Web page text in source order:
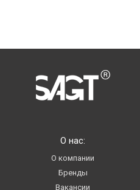
О нас:
О компании
Бренды
Вакансии